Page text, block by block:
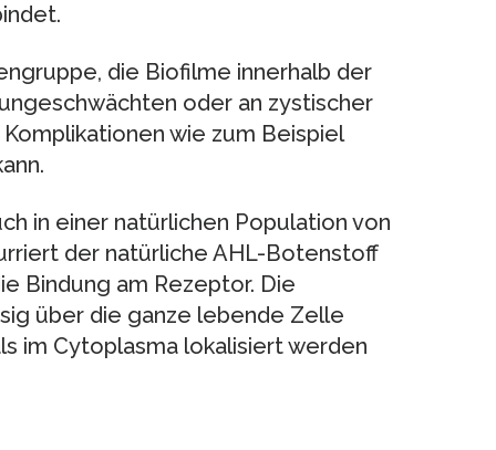
die Biofilme innerhalb der
oder an zystischer
wie zum Beispiel
in einer natürlichen Population von
der natürliche AHL-Botenstoff
Bindung am Rezeptor. Die
über die ganze lebende Zelle
im Cytoplasma lokalisiert werden